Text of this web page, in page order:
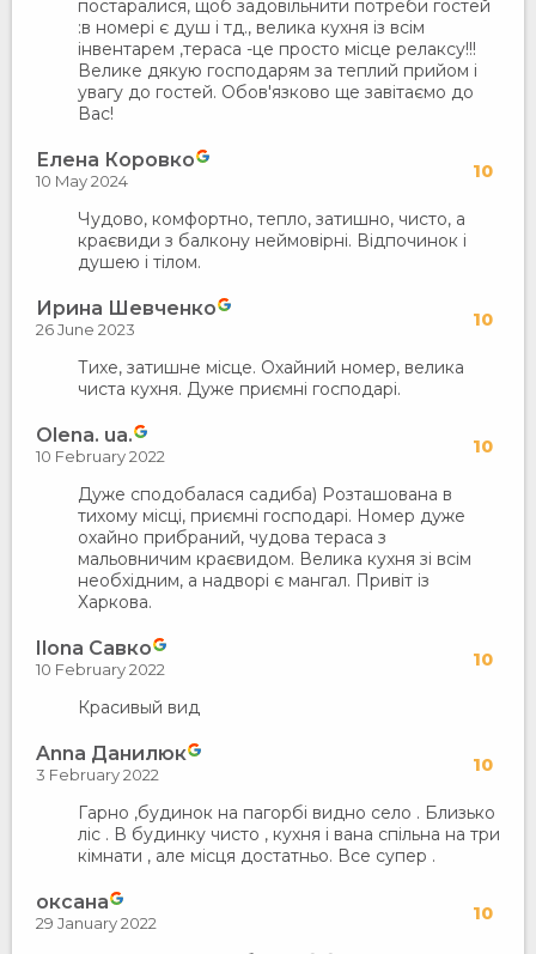
постаралися, щоб задовільнити потреби гостей
:в номері є душ і тд., велика кухня із всім
інвентарем ,тераса -це просто місце релаксу!!!
Велике дякую господарям за теплий прийом і
увагу до гостей. Обов'язково ще завітаємо до
Вас!
Елена Коровко 10
10 May 2024
Чудово, комфортно, тепло, затишно, чисто, а
краєвиди з балкону неймовірні. Відпочинок і
душею і тілом.
Ирина Шевченко 10
26 June 2023
Тихе, затишне місце. Охайний номер, велика
чиста кухня. Дуже приємні господарі.
Olena. ua. 10
10 February 2022
Дуже сподобалася садиба) Розташована в
тихому місці, приємні господарі. Номер дуже
охайно прибраний, чудова тераса з
мальовничим краєвидом. Велика кухня зі всім
необхідним, а надворі є мангал. Привіт із
Харкова.
Ilona Савко 10
10 February 2022
Красивый вид
Anna Данилюк 10
3 February 2022
Гарно ,будинок на пагорбі видно село . Близько
ліс . В будинку чисто , кухня і вана спільна на три
кімнати , але місця достатньо. Все супер .
оксана 10
29 January 2022